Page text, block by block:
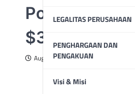
LEGALITAS PERUSAHAAN
PENGHARGAAN DAN
PENGAKUAN
Visi & Misi
Powell Buka
$3.370
August 25, 2025